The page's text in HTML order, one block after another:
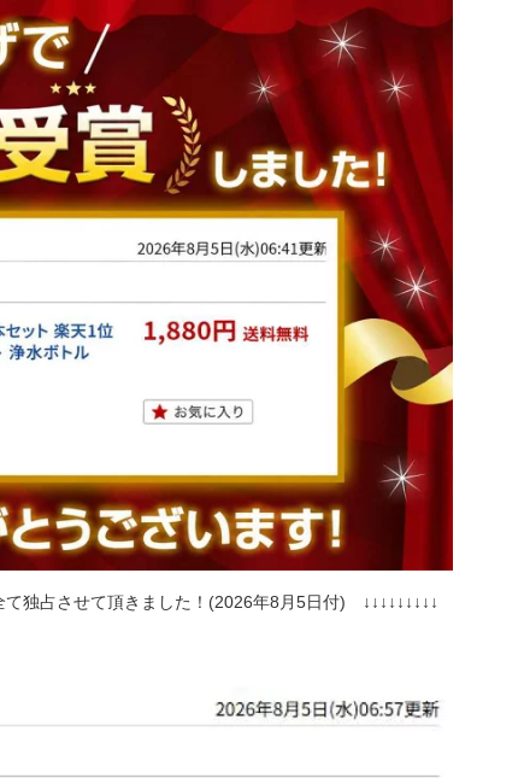
独占させて頂きました！(2026年8月5日付) ↓↓↓↓↓↓↓↓↓